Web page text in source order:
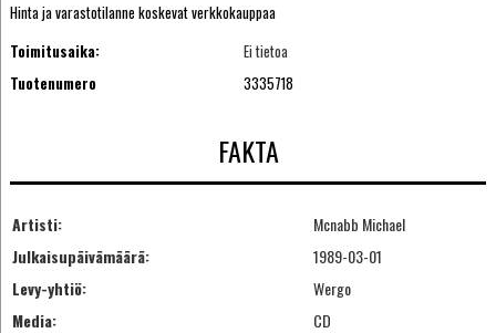
Hinta ja varastotilanne koskevat verkkokauppaa
Toimitusaika:
Ei tietoa
Tuotenumero
3335718
FAKTA
Artisti:
Mcnabb Michael
Julkaisupäivämäärä:
1989-03-01
Levy-yhtiö:
Wergo
Media:
CD